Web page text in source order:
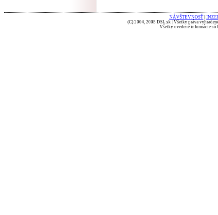
NÁVŠTEVNOSŤ
(C) 2004, 2005 DSL.sk | Všetky práva
Všetky uvedené informácie sú